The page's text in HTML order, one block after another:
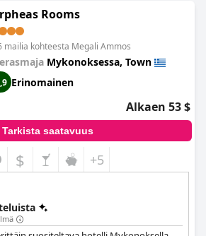
Rooms
mailia kohteesta Megali Ammos
Mykonoksessa, Town
Erinomainen
Alkaen 53 $
Tarkista saatavuus
$ +5